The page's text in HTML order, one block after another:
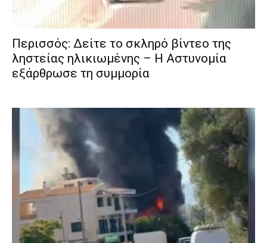
Περισσός: Δείτε το σκληρό βίντεο της
ληστείας ηλικιωμένης – Η Αστυνομία
εξάρθρωσε τη συμμορία